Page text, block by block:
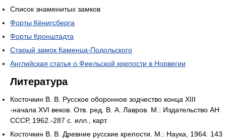
Список знаменитых замков
Форты Кёнигсберга
Форты Кронштадта
Старый замок Каменца-Подольского
Английская статья о Фиельской крепости в Норвегии
Литература
Косточкин В. В. Русское оборонное зодчество конца XIII
-начала XVI веков. Отв. ред. В. А. Лавров. М.: Издательство АН
СССР, 1962.-287 с. илл., карт.
Косточкин В. В. Древние русские крепости. М.: Наука, 1964. 143